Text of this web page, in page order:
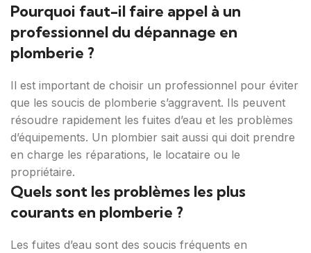
Pourquoi faut-il faire appel à un
professionnel du dépannage en
plomberie ?
Il est important de choisir un professionnel pour éviter
que les soucis de plomberie s’aggravent. Ils peuvent
résoudre rapidement les fuites d’eau et les problèmes
d’équipements. Un plombier sait aussi qui doit prendre
en charge les réparations, le locataire ou le
propriétaire.
Quels sont les problèmes les plus
courants en plomberie ?
Les fuites d’eau sont des soucis fréquents en